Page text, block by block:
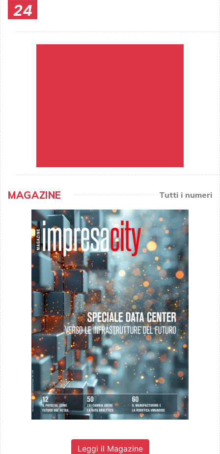
24
MAGAZINE Tutti i numeri
Leggi il Magazine